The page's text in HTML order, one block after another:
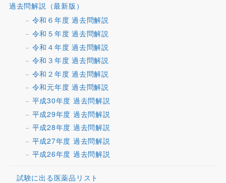
過去問解説（最新版）
令和６年度 過去問解説
令和５年度 過去問解説
令和４年度 過去問解説
令和３年度 過去問解説
令和２年度 過去問解説
令和元年度 過去問解説
平成30年度 過去問解説
平成29年度 過去問解説
平成28年度 過去問解説
平成27年度 過去問解説
平成26年度 過去問解説
試験に出る医薬品リスト